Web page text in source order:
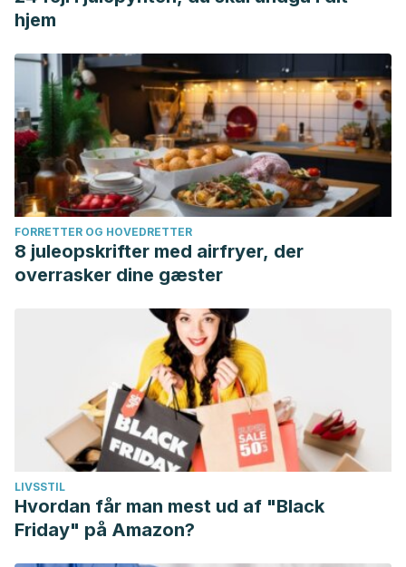
sleep for bone health. Metabolism.
https://doi.org/10.1016/j.metabol.2017.12.002.
(http://www.sciencedirect.com/science/article/pii/
hjem
FORRETTER OG HOVEDRETTER
8 juleopskrifter med airfryer, der
overrasker dine gæster
LIVSSTIL
Hvordan får man mest ud af "Black
Friday" på Amazon?